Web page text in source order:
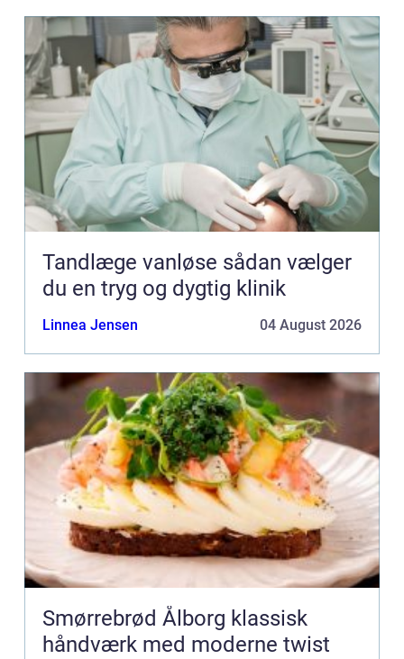
Tandlæge vanløse sådan vælger
du en tryg og dygtig klinik
Linnea Jensen 04 August 2026
Smørrebrød Ålborg klassisk
håndværk med moderne twist